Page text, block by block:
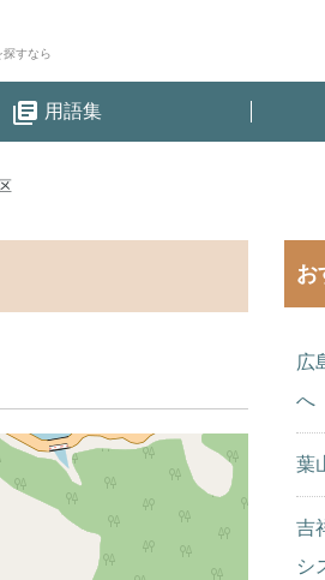
探すなら
library_books 用語集
お
広
へ
葉
吉
シ